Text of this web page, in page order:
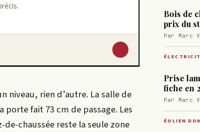
niveau, rien d’autre. La salle de
porte fait 73 cm de passage. Les
chaussée reste la seule zone
Bois de
prix du
Par Marc
Prise
fiche en
Par Marc
ÉOLIEN